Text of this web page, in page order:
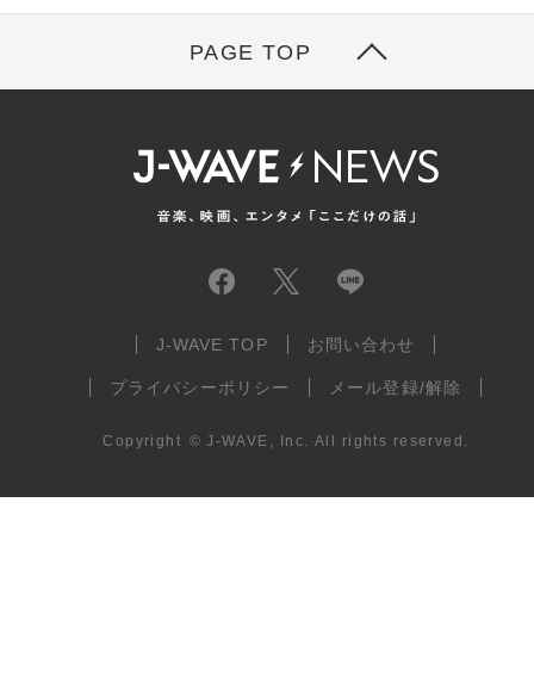
PAGE TOP
J-WAVE TOP お問い合わせ
プライバシーポリシー メール登録/解除
Copyright © J-WAVE, Inc. All rights reserved.